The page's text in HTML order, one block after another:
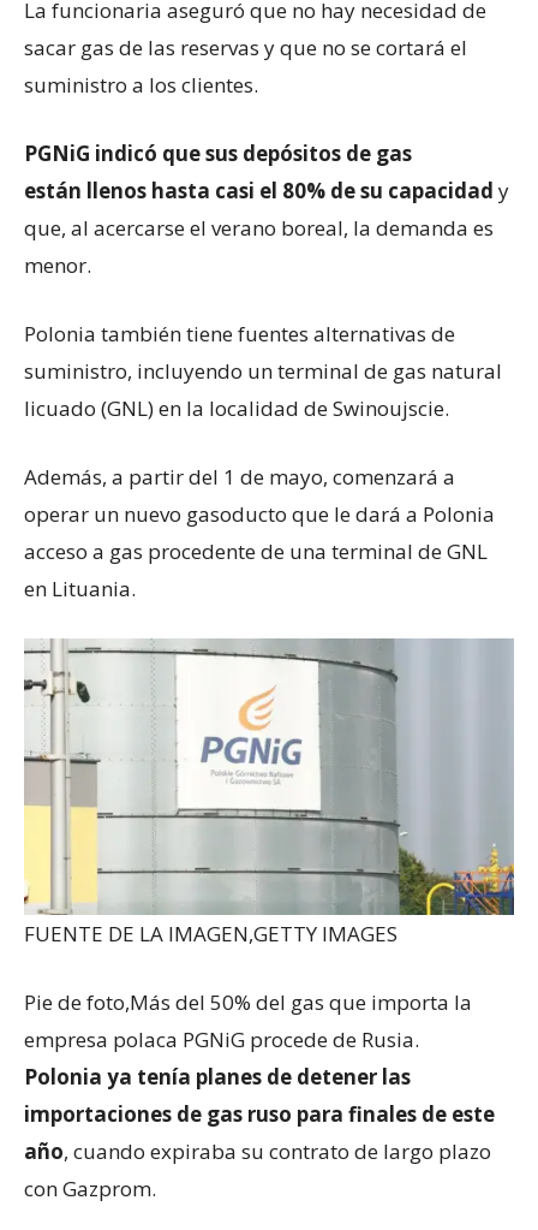
La funcionaria aseguró que no hay necesidad de
sacar gas de las reservas y que no se cortará el
suministro a los clientes.
PGNiG indicó que sus depósitos de gas
están llenos hasta casi el 80% de su capacidad y
que, al acercarse el verano boreal, la demanda es
menor.
Polonia también tiene fuentes alternativas de
suministro, incluyendo un terminal de gas natural
licuado (GNL) en la localidad de Swinoujscie.
Además, a partir del 1 de mayo, comenzará a
operar un nuevo gasoducto que le dará a Polonia
acceso a gas procedente de una terminal de GNL
en Lituania.
FUENTE DE LA IMAGEN,GETTY IMAGES
Pie de foto,Más del 50% del gas que importa la
empresa polaca PGNiG procede de Rusia.
Polonia ya tenía planes de detener las
importaciones de gas ruso para finales de este
año, cuando expiraba su contrato de largo plazo
con Gazprom.